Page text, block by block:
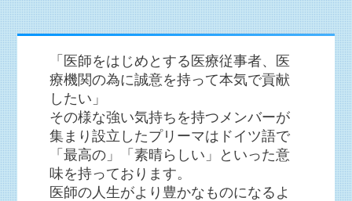
「医師をはじめとする医療従事者、医
療機関の為に誠意を持って本気で貢献
したい」
その様な強い気持ちを持つメンバーが
集まり設立したプリーマはドイツ語で
「最高の」「素晴らしい」といった意
味を持っております。
医師の人生がより豊かなものになるよ